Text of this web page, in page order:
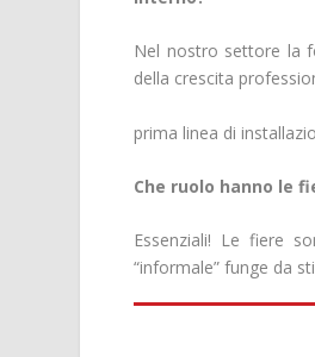
Nel nostro settore la
della crescita
prima linea di
Che ruolo hanno le
Essenziali! Le fiere
“informale” funge da